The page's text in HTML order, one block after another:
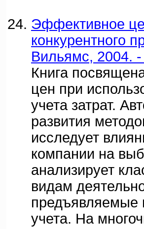
Эффективное
конкурентного
Вильямс, 2004. -
Книга
цен при
учета затрат.
развития
исследует
компании на
анализирует
видам
предъявляемые
учета. На